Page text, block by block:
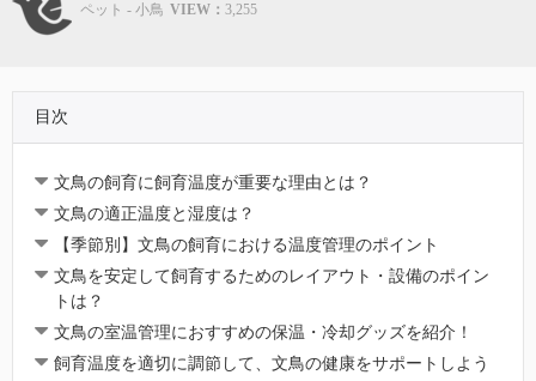
ペット - 小鳥 VIEW： 3,255
目次
文鳥の飼育に飼育温度が重要な理由とは？
文鳥の適正温度と湿度は？
【季節別】文鳥の飼育における温度管理のポイント
文鳥を安定して飼育するためのレイアウト・設備のポイン
トは？
文鳥の室温管理におすすめの保温・冷却グッズを紹介！
飼育温度を適切に調節して、文鳥の健康をサポートしよう